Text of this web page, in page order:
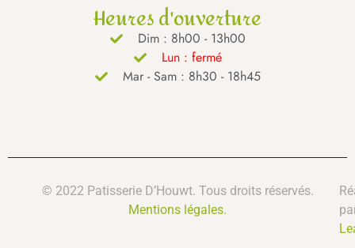
Heures d'ouverture
Dim : 8h00 - 13h00
Lun : fermé
Mar - Sam : 8h30 - 18h45
© 2022 Patisserie D’Houwt. Tous droits réservés.
Mentions légales.